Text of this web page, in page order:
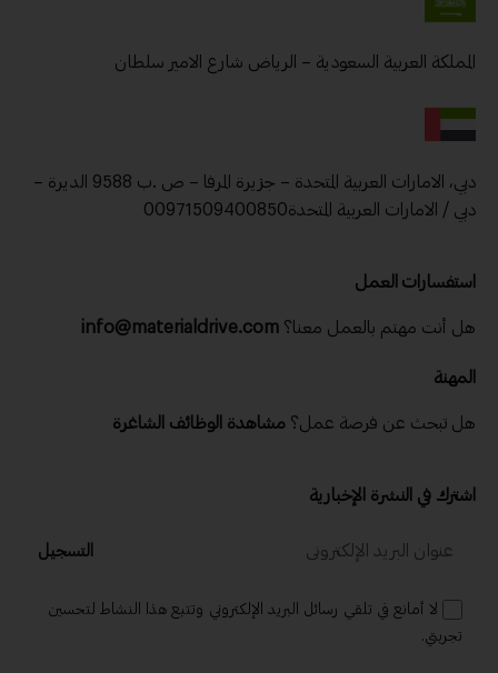
المملكة العربية السعودية – الرياض شارع الامير سلطان
دبي، الامارات العربية المتحدة – جزيرة المرفا – ص .ب 9588 الديرة –
دبي / الامارات العربية المتحدة00971509400850
استفسارات العمل
هل أنت مهتم بالعمل معنا؟ info@materialdrive.com
المهنة
هل تبحث عن فرصة عمل؟ مشاهدة الوظائف الشاغرة
اشترك في النشرة الإخبارية
التسجيل
لا أمانع في تلقي رسائل البريد الإلكتروني وتتبع هذا النشاط لتحسين
تجربتي.